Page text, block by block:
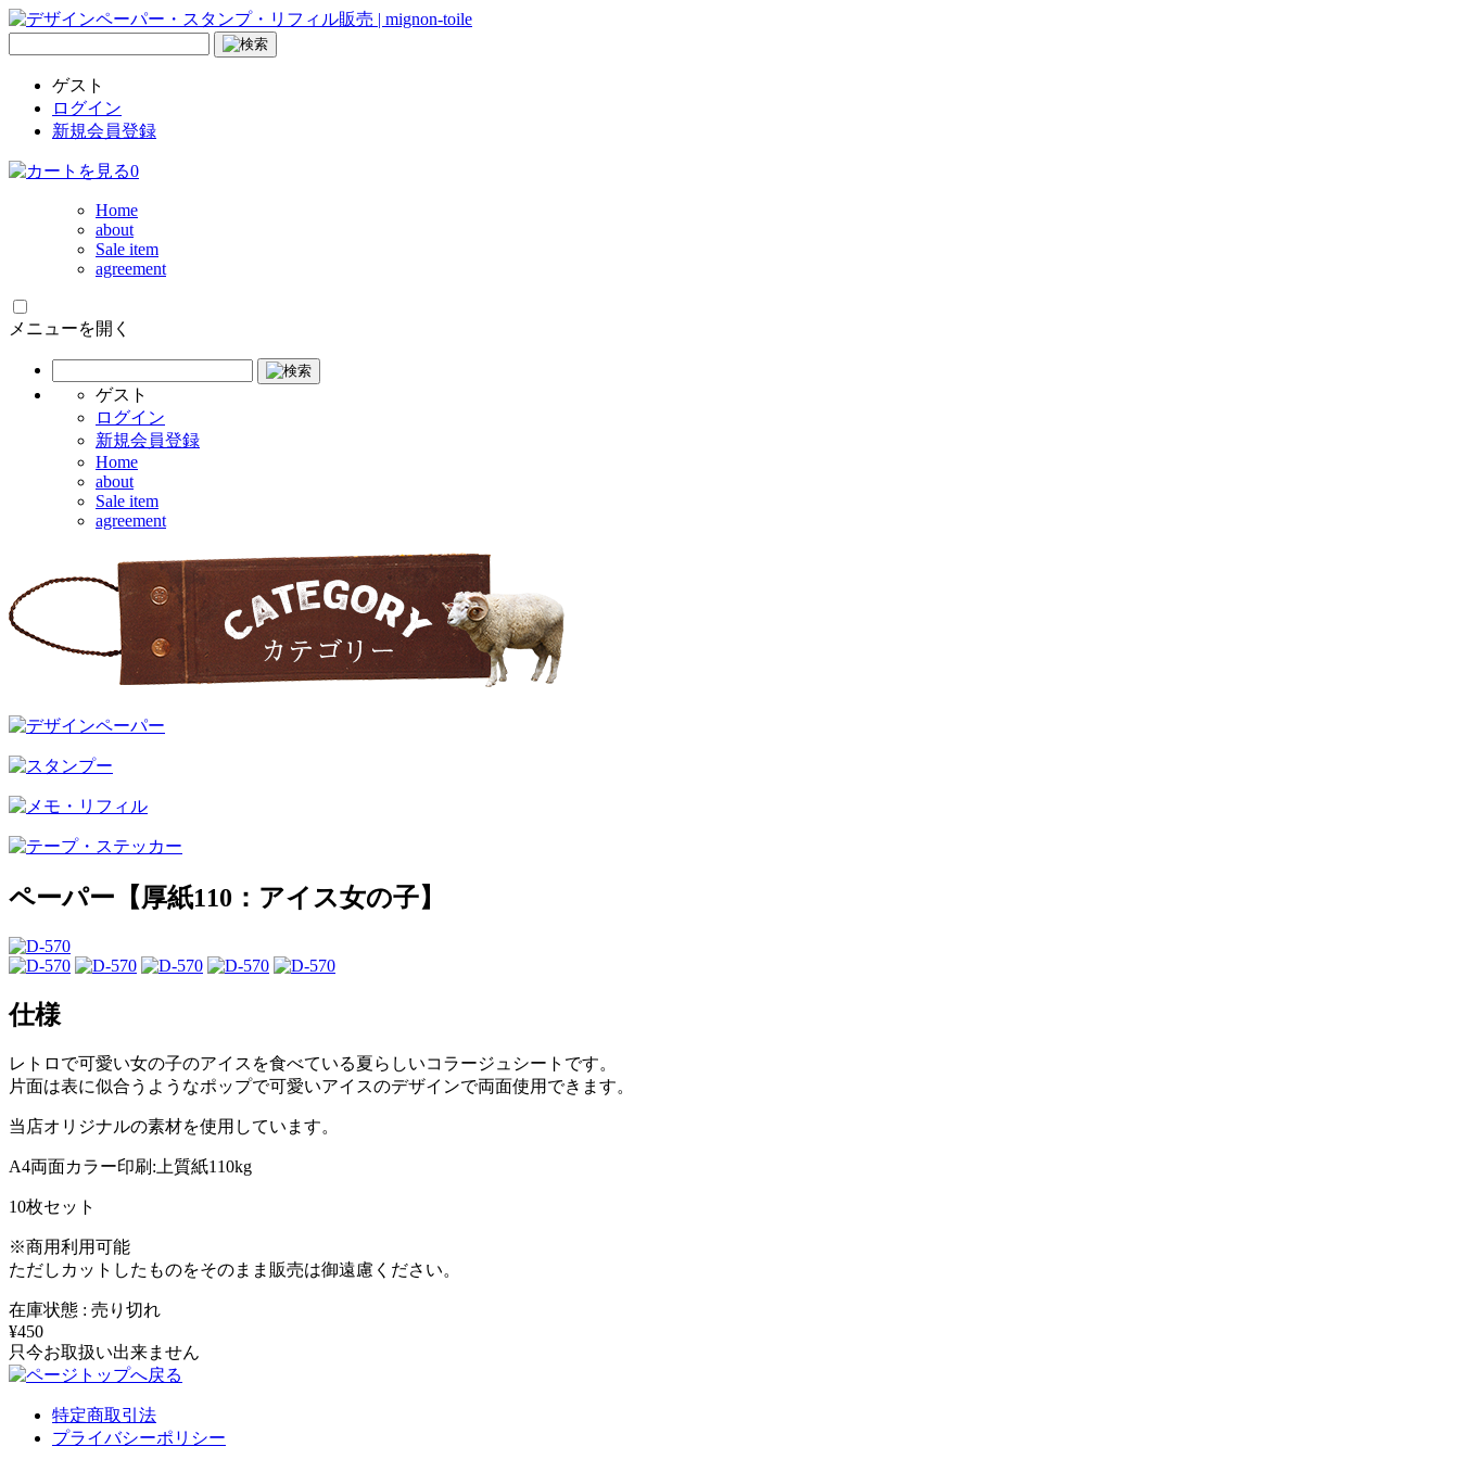
ゲスト
ログイン
新規会員登録
0
Home
about
Sale item
agreement
メニューを開く
ゲスト
ログイン
新規会員登録
Home
about
Sale item
agreement
ペーパー【厚紙110：アイス女の子】
仕様
レトロで可愛い女の子のアイスを食べている夏らしいコラージュシートです。
片面は表に似合うようなポップで可愛いアイスのデザインで両面使用できます。
当店オリジナルの素材を使用しています。
A4両面カラー印刷:上質紙110kg
10枚セット
※商用利用可能
ただしカットしたものをそのまま販売は御遠慮ください。
在庫状態 : 売り切れ
¥450
只今お取扱い出来ません
特定商取引法
プライバシーポリシー